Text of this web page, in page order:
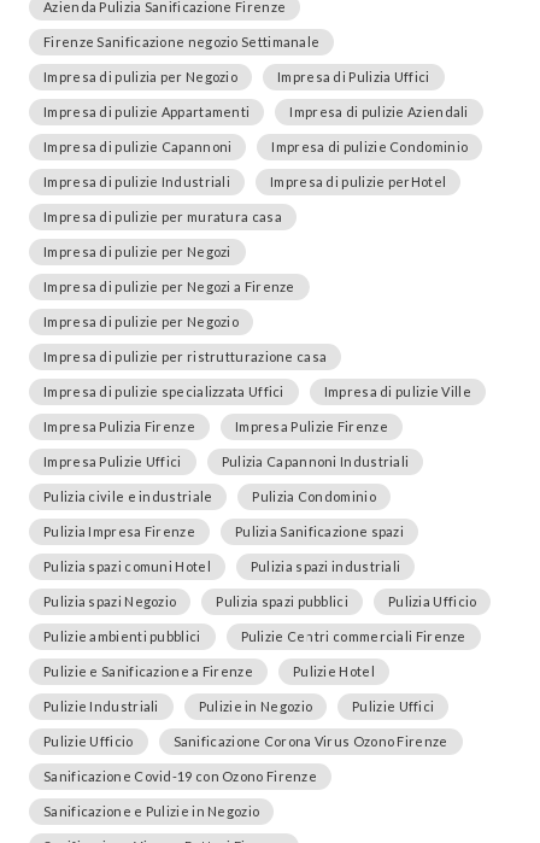
Azienda Pulizia Sanificazione Firenze
Firenze Sanificazione negozio Settimanale
Impresa di pulizia per Negozio Impresa di Pulizia Uffici
Impresa di pulizie Appartamenti Impresa di pulizie Aziendali
Impresa di pulizie Capannoni Impresa di pulizie Condominio
Impresa di pulizie Industriali Impresa di pulizie perHotel
Impresa di pulizie per muratura casa
Impresa di pulizie per Negozi
Impresa di pulizie per Negozi a Firenze
Impresa di pulizie per Negozio
Impresa di pulizie per ristrutturazione casa
Impresa di pulizie specializzata Uffici Impresa di pulizie Ville
Impresa Pulizia Firenze Impresa Pulizie Firenze
Impresa Pulizie Uffici Pulizia Capannoni Industriali
Pulizia civile e industriale Pulizia Condominio
Pulizia Impresa Firenze Pulizia Sanificazione spazi
Pulizia spazi comuni Hotel Pulizia spazi industriali
Pulizia spazi Negozio Pulizia spazi pubblici Pulizia Ufficio
Pulizie ambienti pubblici Pulizie Centri commerciali Firenze
Pulizie e Sanificazione a Firenze Pulizie Hotel
Pulizie Industriali Pulizie in Negozio Pulizie Uffici
Pulizie Ufficio Sanificazione Corona Virus Ozono Firenze
Sanificazione Covid-19 con Ozono Firenze
Sanificazione e Pulizie in Negozio